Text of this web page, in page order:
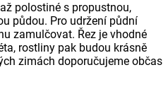
polostiné s propustnou,
půdou. Pro udržení půdní
zamulčovat. Řez je vhodné
rostliny pak budou krásně
zimách doporučujeme občas